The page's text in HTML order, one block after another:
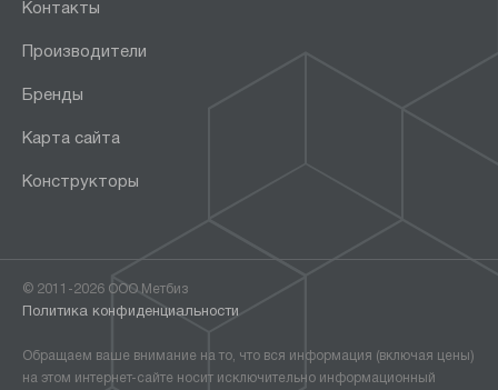
Контакты
Производители
Бренды
Карта сайта
Конструкторы
© 2011-2026 ООО Метбиз
Политика конфиденциальности
Обращаем ваше внимание на то, что вся информация (включая цены)
на этом интернет-сайте носит исключительно информационный